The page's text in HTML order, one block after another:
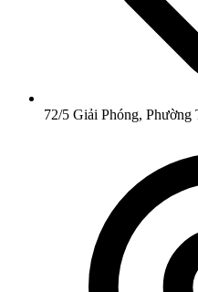
72/5 Giải Phóng,